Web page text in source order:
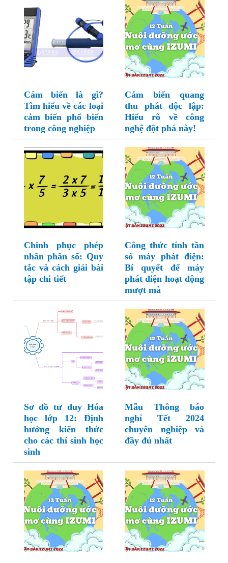
Cảm biến là gì?
Tìm hiểu về các loại
cảm biến phổ biến
trong công nghiệp
Cảm biến quang
thu phát độc lập:
Hiểu rõ về công
nghệ đột phá này!
Chinh phục phép
nhân phân số: Quy
tắc và cách giải bài
tập chi tiết
Công thức tính tần
số máy phát điện:
Bí quyết để máy
phát điện hoạt động
mượt mà
Sơ đồ tư duy Hóa
học lớp 12: Định
hướng kiến thức
cho các thí sinh học
sinh
Mẫu Thông báo
nghỉ Tết 2024
chuyên nghiệp và
đầy đủ nhất